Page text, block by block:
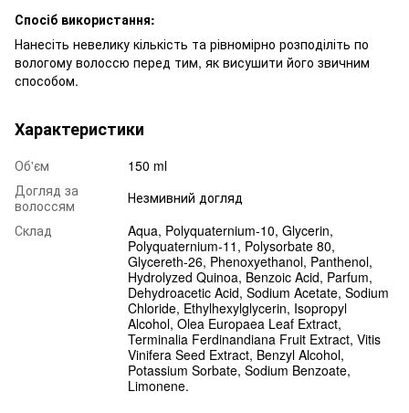
Спосіб використання:
Нанесіть невелику кількість та рівномірно розподіліть по
вологому волоссю перед тим, як висушити його звичним
способом.
Характеристики
Об'єм
150 ml
Догляд за
волоссям
Незмивний догляд
Склад
Aqua, Polyquaternium-10, Glycerin,
Polyquaternium-11, Polysorbate 80,
Glycereth-26, Phenoxyethanol, Panthenol,
Hydrolyzed Quinoa, Benzoic Acid, Parfum,
Dehydroacetic Acid, Sodium Acetate, Sodium
Chloride, Ethylhexylglycerin, Isopropyl
Alcohol, Olea Europaea Leaf Extract,
Terminalia Ferdinandiana Fruit Extract, Vitis
Vinifera Seed Extract, Benzyl Alcohol,
Potassium Sorbate, Sodium Benzoate,
Limonene.